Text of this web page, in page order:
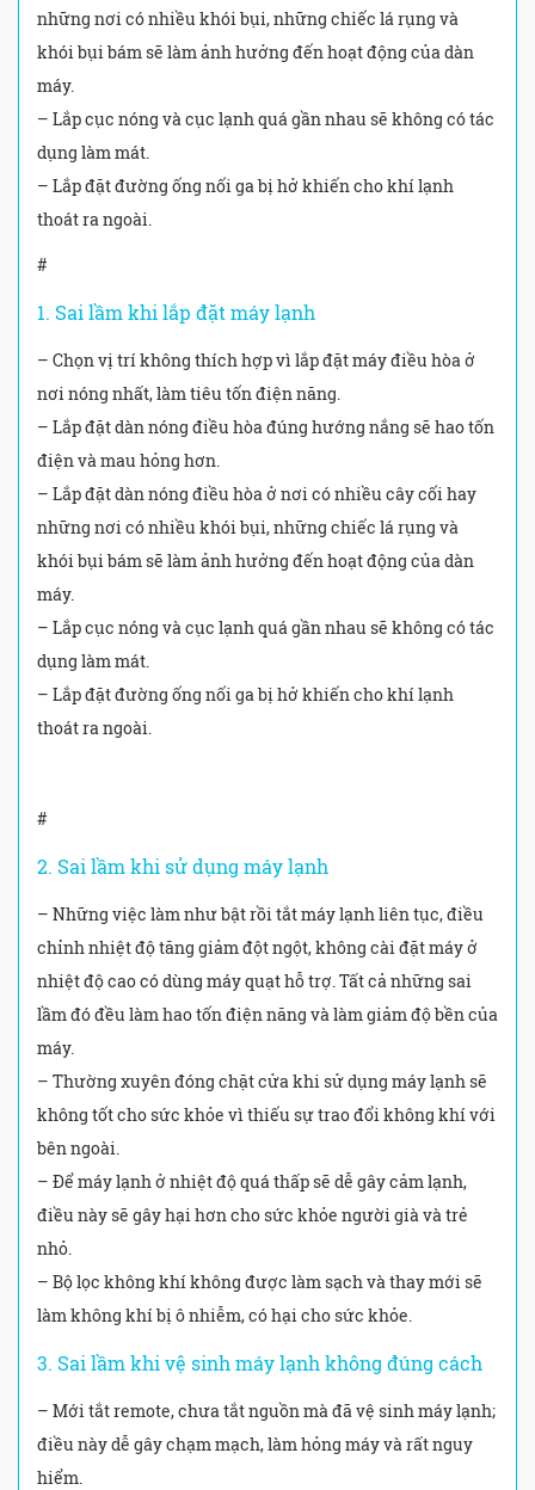
những nơi có nhiều khói bụi, những chiếc lá rụng và
khói bụi bám sẽ làm ảnh hưởng đến hoạt động của dàn
máy.
– Lắp cục nóng và cục lạnh quá gần nhau sẽ không có tác
dụng làm mát.
– Lắp đặt đường ống nối ga bị hở khiến cho khí lạnh
thoát ra ngoài.
#
1. Sai lầm khi lắp đặt máy lạnh
– Chọn vị trí không thích hợp vì lắp đặt máy điều hòa ở
nơi nóng nhất, làm tiêu tốn điện năng.
– Lắp đặt dàn nóng điều hòa đúng hướng nắng sẽ hao tốn
điện và mau hỏng hơn.
– Lắp đặt dàn nóng điều hòa ở nơi có nhiều cây cối hay
những nơi có nhiều khói bụi, những chiếc lá rụng và
khói bụi bám sẽ làm ảnh hưởng đến hoạt động của dàn
máy.
– Lắp cục nóng và cục lạnh quá gần nhau sẽ không có tác
dụng làm mát.
– Lắp đặt đường ống nối ga bị hở khiến cho khí lạnh
thoát ra ngoài.
#
2. Sai lầm khi sử dụng máy lạnh
– Những việc làm như bật rồi tắt máy lạnh liên tục, điều
chỉnh nhiệt độ tăng giảm đột ngột, không cài đặt máy ở
nhiệt độ cao có dùng máy quạt hỗ trợ. Tất cả những sai
lầm đó đều làm hao tốn điện năng và làm giảm độ bền của
máy.
– Thường xuyên đóng chặt cửa khi sử dụng máy lạnh sẽ
không tốt cho sức khỏe vì thiếu sự trao đổi không khí với
bên ngoài.
– Để máy lạnh ở nhiệt độ quá thấp sẽ dễ gây cảm lạnh,
điều này sẽ gây hại hơn cho sức khỏe người già và trẻ
nhỏ.
– Bộ lọc không khí không được làm sạch và thay mới sẽ
làm không khí bị ô nhiễm, có hại cho sức khỏe.
3. Sai lầm khi vệ sinh máy lạnh không đúng cách
– Mới tắt remote, chưa tắt nguồn mà đã vệ sinh máy lạnh;
điều này dễ gây chạm mạch, làm hỏng máy và rất nguy
hiểm.